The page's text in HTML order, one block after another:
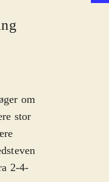
om
stor
2-4-